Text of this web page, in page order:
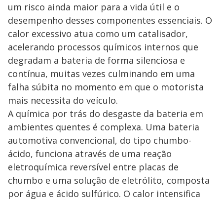
um risco ainda maior para a vida útil e o
desempenho desses componentes essenciais. O
calor excessivo atua como um catalisador,
acelerando processos químicos internos que
degradam a bateria de forma silenciosa e
contínua, muitas vezes culminando em uma
falha súbita no momento em que o motorista
mais necessita do veículo.
A química por trás do desgaste da bateria em
ambientes quentes é complexa. Uma bateria
automotiva convencional, do tipo chumbo-
ácido, funciona através de uma reação
eletroquímica reversível entre placas de
chumbo e uma solução de eletrólito, composta
por água e ácido sulfúrico. O calor intensifica